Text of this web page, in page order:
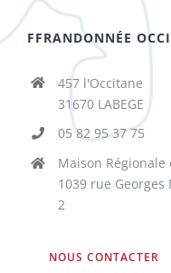
FFRANDONNÉE
457 l'Occitane
31670 LABEGE
05 82 95 37 75
Maison Régionale
1039 rue Georges
2
NOUS CONTACTER